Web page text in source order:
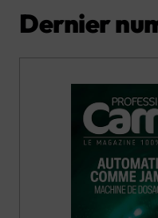
Dernier